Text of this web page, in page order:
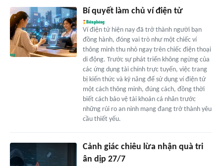
Bí quyết làm chủ ví điện tử
Ví điện tử hiện nay đã trở thành người bạn
đồng hành, đóng vai trò như một chiếc ví
thông minh thu nhỏ ngay trên chiếc điện thoại
di động. Trước sự phát triển không ngừng của
các ứng dụng tài chính trực tuyến, việc trang
bị kiến thức và kỹ năng để sử dụng ví điện tử
một cách thông minh, đúng cách, đồng thời
biết cách bảo vệ tài khoản cá nhân trước
những rủi ro an ninh mạng đang trở thành yêu
cầu thiết yếu.
Cảnh giác chiêu lừa nhận quà tri
ân dịp 27/7